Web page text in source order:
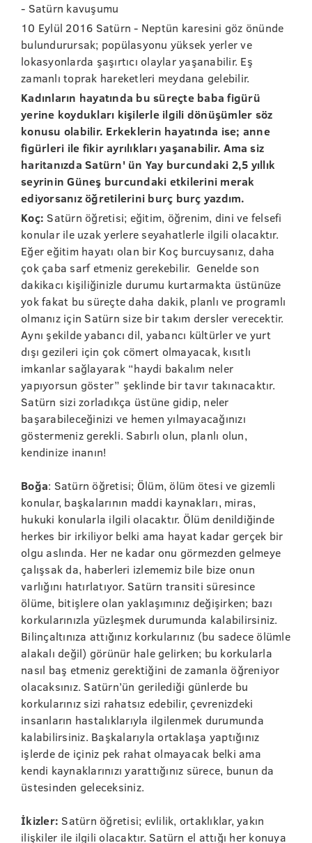
- Satürn kavuşumu
10 Eylül 2016 Satürn - Neptün karesini göz önünde
bulundurursak; popülasyonu yüksek yerler ve
lokasyonlarda şaşırtıcı olaylar yaşanabilir. Eş
zamanlı toprak hareketleri meydana gelebilir.
Kadınların hayatında bu süreçte baba figürü
yerine koydukları kişilerle ilgili dönüşümler söz
konusu olabilir. Erkeklerin hayatında ise; anne
figürleri ile fikir ayrılıkları yaşanabilir. Ama siz
haritanızda Satürn' ün Yay burcundaki 2,5 yıllık
seyrinin Güneş burcundaki etkilerini merak
ediyorsanız öğretilerini burç burç yazdım.
Koç: Satürn öğretisi; eğitim, öğrenim, dini ve felsefi
konular ile uzak yerlere seyahatlerle ilgili olacaktır.
Eğer eğitim hayatı olan bir Koç burcuysanız, daha
çok çaba sarf etmeniz gerekebilir. Genelde son
dakikacı kişiliğinizle durumu kurtarmakta üstünüze
yok fakat bu süreçte daha dakik, planlı ve programlı
olmanız için Satürn size bir takım dersler verecektir.
Aynı şekilde yabancı dil, yabancı kültürler ve yurt
dışı gezileri için çok cömert olmayacak, kısıtlı
imkanlar sağlayarak “haydi bakalım neler
yapıyorsun göster” şeklinde bir tavır takınacaktır.
Satürn sizi zorladıkça üstüne gidip, neler
başarabileceğinizi ve hemen yılmayacağınızı
göstermeniz gerekli. Sabırlı olun, planlı olun,
kendinize inanın!
Boğa: Satürn öğretisi; Ölüm, ölüm ötesi ve gizemli
konular, başkalarının maddi kaynakları, miras,
hukuki konularla ilgili olacaktır. Ölüm denildiğinde
herkes bir irkiliyor belki ama hayat kadar gerçek bir
olgu aslında. Her ne kadar onu görmezden gelmeye
çalışsak da, haberleri izlememiz bile bize onun
varlığını hatırlatıyor. Satürn transiti süresince
ölüme, bitişlere olan yaklaşımınız değişirken; bazı
korkularınızla yüzleşmek durumunda kalabilirsiniz.
Bilinçaltınıza attığınız korkularınız (bu sadece ölümle
alakalı değil) görünür hale gelirken; bu korkularla
nasıl baş etmeniz gerektiğini de zamanla öğreniyor
olacaksınız. Satürn’ün gerilediği günlerde bu
korkularınız sizi rahatsız edebilir, çevrenizdeki
insanların hastalıklarıyla ilgilenmek durumunda
kalabilirsiniz. Başkalarıyla ortaklaşa yaptığınız
işlerde de içiniz pek rahat olmayacak belki ama
kendi kaynaklarınızı yarattığınız sürece, bunun da
üstesinden geleceksiniz.
İkizler: Satürn öğretisi; evlilik, ortaklıklar, yakın
ilişkiler ile ilgili olacaktır. Satürn el attığı her konuya